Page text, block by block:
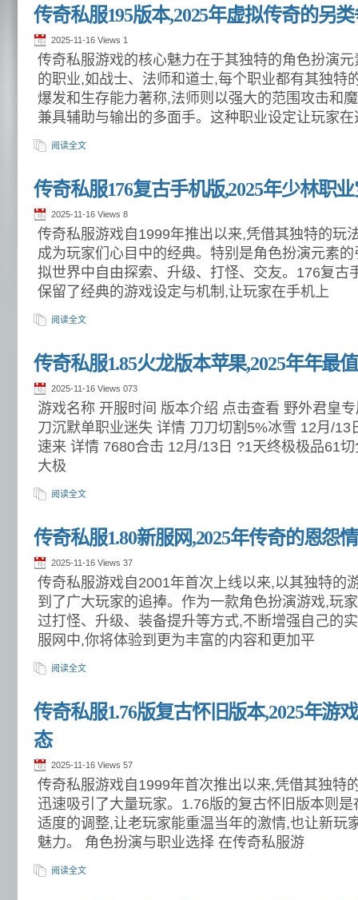
传奇私服195版本,2025年虚拟传奇的另
2025-11-16 Views 1
传奇私服游戏的核心魅力在于其独特的角色扮演
的职业,如战士、法师和道士,每个职业都有其独特
爆发和生存能力著称,法师则以强大的范围攻击和
兼具辅助与输出的多面手。这种职业设定让玩家在
阅读全文
传奇私服176复古手机版,2025年少林职
2025-11-16 Views 8
传奇私服游戏自1999年推出以来,凭借其独特的玩
成为玩家们心目中的经典。特别是角色扮演元素
拟世界中自由探索、升级、打怪、交友。176复古
保留了经典的游戏设定与机制,让玩家在手机上
阅读全文
传奇私服1.85火龙版本苹果,2025年年最
2025-11-16 Views 073
游戏名称 开服时间 版本介绍 点击查看 野外君皇
刀沉默单职业迷失 详情 刀刀切割5%冰雪 12月/13
速来 详情 7680合击 12月/13日 ?1天终极极品61
大极
阅读全文
传奇私服1.80新服网,2025年传奇的恩怨
2025-11-16 Views 37
传奇私服游戏自2001年首次上线以来,以其独特的
到了广大玩家的追捧。作为一款角色扮演游戏,玩
过打怪、升级、装备提升等方式,不断增强自己的
服网中,你将体验到更为丰富的内容和更加平
阅读全文
传奇私服1.76版复古怀旧版本,2025年游
态
2025-11-16 Views 57
传奇私服游戏自1999年首次推出以来,凭借其独特
迅速吸引了大量玩家。1.76版的复古怀旧版本则
适度的调整,让老玩家能重温当年的激情,也让新玩
魅力。 角色扮演与职业选择 在传奇私服游
阅读全文